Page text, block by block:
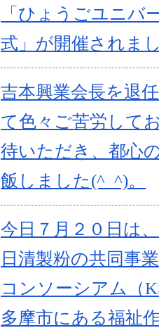
「ひょうごユニバ
式」が開催されま
吉本興業会長を退
て色々ご苦労して
待いただき、都心
飯しました(^_^)。
今日７月２０日は
日清製粉の共同事
コンソーシアム（
多摩市にある福祉